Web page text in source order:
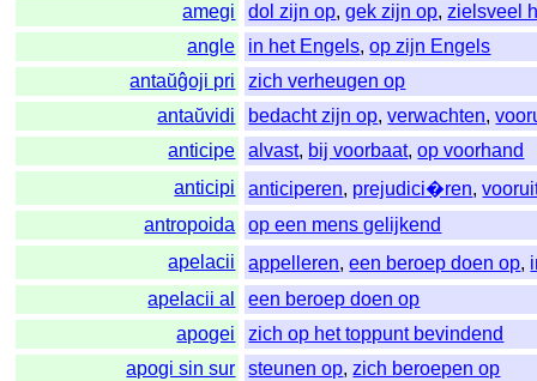
amegi
dol zijn op,gek zijn op,zielsveel
angle
in het Engels,op zijn Engels
antaŭĝoji pri
zich verheugen op
antaŭvidi
bedacht zijn op,verwachten,
anticipe
alvast, bij voorbaat,op voorhand
anticipi
anticiperen, prejudici�ren,
antropoida
op een mens gelijkend
apelacii
appelleren,een beroep doen op,
apelacii al
een beroep doen op
apogei
zich op het toppunt bevindend
apogi sin sur
steunen op,zich beroepen op